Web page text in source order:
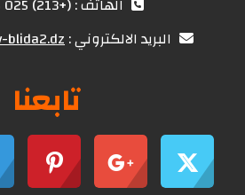
الهاتف : (+213) 025 25 25 25
البريد الالكتروني :blida2.dz
تابعنا